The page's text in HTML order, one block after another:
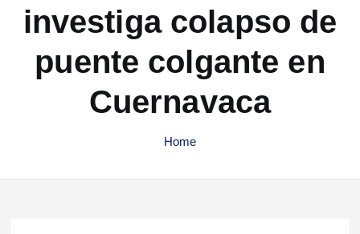
investiga colapso de
puente colgante en
Cuernavaca
Home